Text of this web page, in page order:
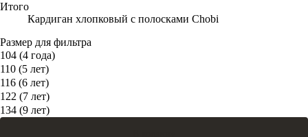
Итого
Кардиган хлопковый с полосками Chobi
Размер для фильтра
104 (4 года)
110 (5 лет)
116 (6 лет)
122 (7 лет)
134 (9 лет)